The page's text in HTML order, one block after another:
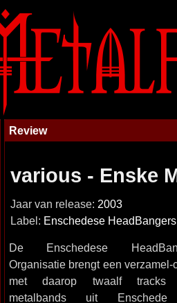
Review
various - Enske
Jaar van release: 2003
Label: Enschedese
De Enschedese
Organisatie brengt een verzamel-
met daarop twaalf tracks
metalbands uit